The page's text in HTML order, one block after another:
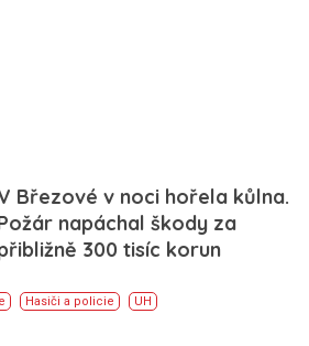
Březové v noci hořela kůlna.
napáchal škody za
300 tisíc korun
Hasiči a policie UH